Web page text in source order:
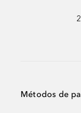
Métodos de